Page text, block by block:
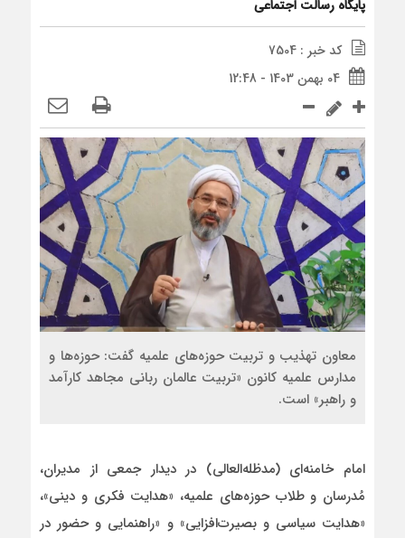
پایگاه رسالت اجتماعی
کد خبر : 7504
04 بهمن 1403 - 12:48
معاون تهذیب و تربیت حوزه‌های علمیه گفت: حوزه‌ها و
مدارس علمیه کانون «تربیت عالمان ربانی مجاهد کارآمد
و راهبر» است.
امام‌ خامنه‌ای (مدظله‌العالی) در دیدار جمعی از مدیران،
مُدرسان و طلاب حوزه‌های علمیه‌، «هدایت فکری و دینی»،
«هدایت سیاسی و بصیرت‌افزایی» و «راهنمایی و حضور در